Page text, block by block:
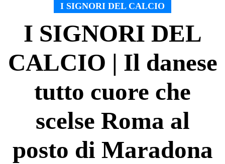
I SIGNORI DEL CALCIO
I SIGNORI DEL
CALCIO | Il danese
tutto cuore che
scelse Roma al
posto di Maradona